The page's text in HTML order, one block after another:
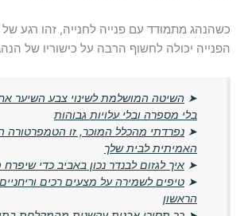
כשהנהג מתמודד עם פנייה לחנייה, זהו רגע
הפנייה יכולה לחשוף הרבה על כישוריו של
➤
בלי מספרה ובלי עלויות גבוהות
➤נפרדתי מהכלל המוכר, זו הטמפרטורה
האמיתית לבית שלך
➤איך לגזום לבנדר נכון באביב כדי שיפרח
➤טיפים לשמירה על מצעים רכים
הראשון